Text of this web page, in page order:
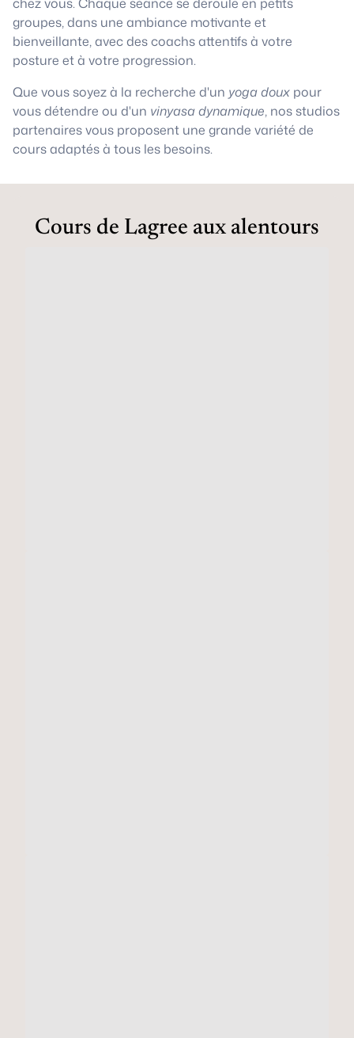
groupes, dans une ambiance motivante et
bienveillante, avec des coachs attentifs à votre
posture et à votre progression.
Que vous soyez à la recherche d'un yoga doux pour
vous détendre ou d'un vinyasa dynamique, nos studios
partenaires vous proposent une grande variété de
cours adaptés à tous les besoins.
Cours de Lagree aux alentours